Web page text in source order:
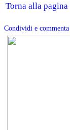
Torna alla
Condividi e